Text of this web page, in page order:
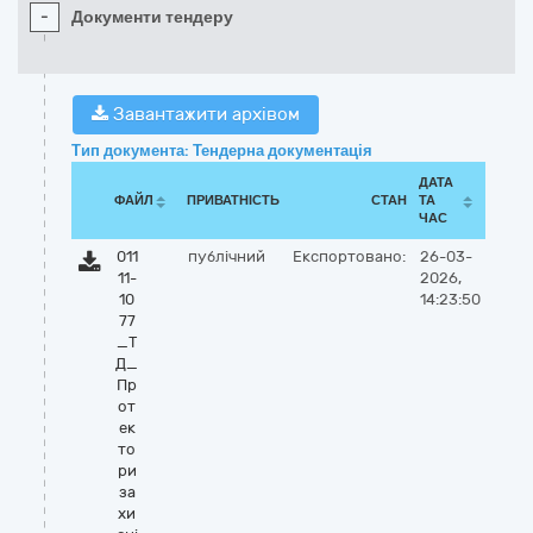
- Документи тендеру
Завантажити архівом
Тип документа: Тендерна документація
ФАЙЛ ПРИВАТНІСТЬ СТАН
ДАТА
ТА
ЧАС
011
11-
10
77
_Т
Д_
Пр
от
ек
то
ри
за
хи
публічний Експортовано:
26-03-
2026,
14:23:50